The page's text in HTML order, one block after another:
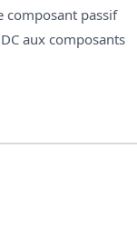
composant passif
aux composants